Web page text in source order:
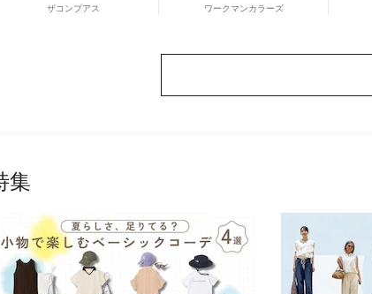
ザコンプアス
ワークマンカラーズ
集